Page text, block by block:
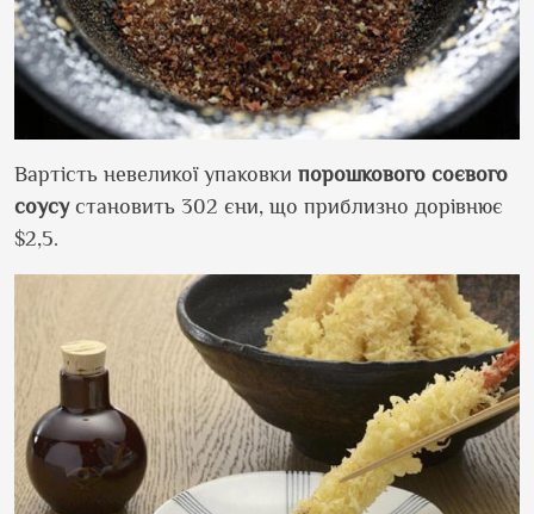
Вартість невеликої упаковки порошкового соєвого
соусустановить 302 єни, що приблизно дорівнює
$2,5.